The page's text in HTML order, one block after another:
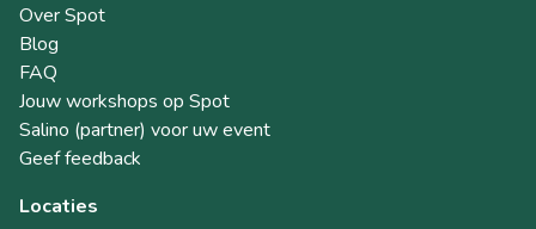
Over Spot
Blog
FAQ
Jouw workshops op Spot
Salino (partner) voor uw event
Geef feedback
Locaties